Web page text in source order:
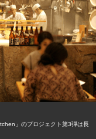
」のプロジェクト第3弾は長